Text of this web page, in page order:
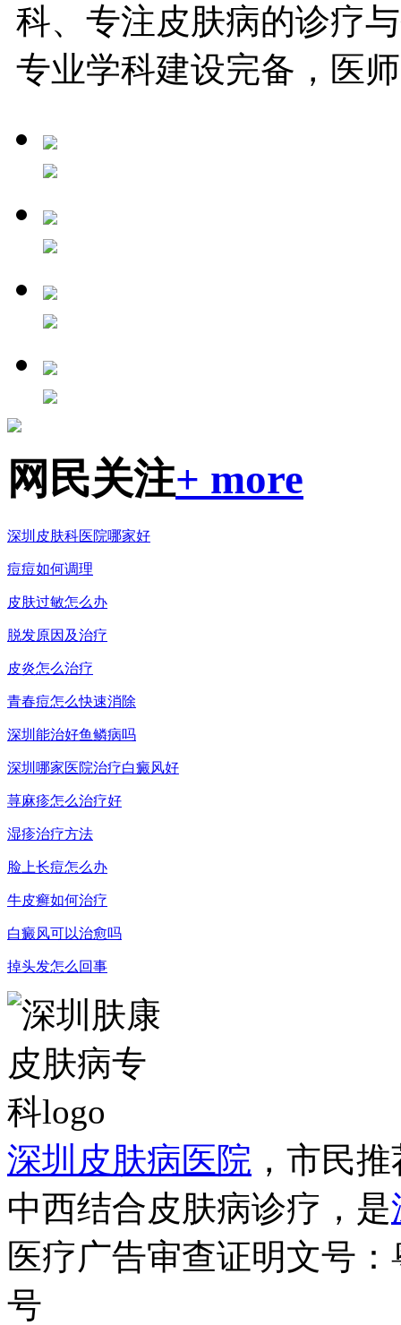
科、专注皮肤病的诊疗
专业学科建设完备，医
网民关注+ more
深圳皮肤科医院哪家好
痘痘如何调理
皮肤过敏怎么办
脱发原因及治疗
皮炎怎么治疗
青春痘怎么快速消除
深圳能治好鱼鳞病吗
深圳哪家医院治疗白癜风好
荨麻疹怎么治疗好
湿疹治疗方法
脸上长痘怎么办
牛皮癣如何治疗
白癜风可以治愈吗
掉头发怎么回事
深圳皮肤病医院 ，市民
中西结合皮肤病诊疗，是
医疗广告审查证明文号
号